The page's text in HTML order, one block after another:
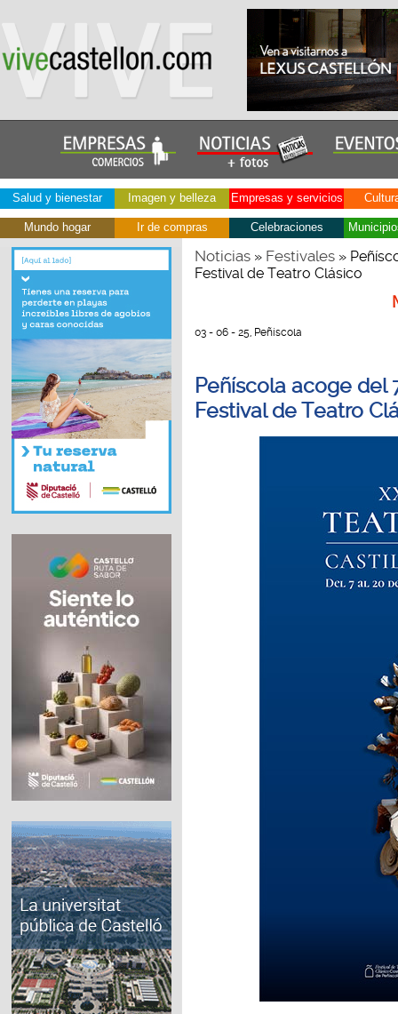
Salud y bienestar Imagen y belleza Empresas y servicios
Mundo hogar Ir de compras Celebraciones
Noticias» Festivales»
Festival de Teatro Clásico
03 - 06 - 25, Peñíscola
Peñíscola acoge del
Festival de Teatro